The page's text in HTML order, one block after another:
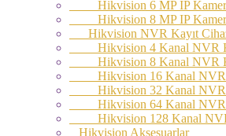
Hikvision 6 MP IP
Hikvision 8 MP IP
Hikvision NVR Kayıt
Hikvision 4 Kanal NVR
Hikvision 8 Kanal NVR
Hikvision 16 Kanal NVR
Hikvision 32 Kanal NVR
Hikvision 64 Kanal NVR
Hikvision 128 Kanal NVR
Hikvision Aksesuarlar